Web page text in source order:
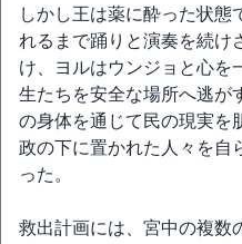
しかし王は薬に酔った状態
れるまで踊りと演奏を続け
け、ヨルはウンジョと心を
生たちを安全な場所へ逃が
の身体を通じて民の現実を
政の下に置かれた人々を自
った。
救出計画には、宮中の複数